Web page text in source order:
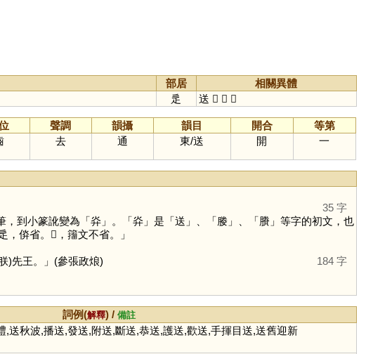
部居
相關異體
辵 送 𨕩 𨔮 𨓵
聲調 韻攝 韻目 開合
等第
去 通 東/送 開 一
35 字
，到小篆訛變為「灷」。「灷」是「送 」、「媵」、「賸」等字的初文，也
㑞省。𨕼，籒文不省。」
)先王。」(參張政烺) 184 字
詞例(解釋) /備註
,送秋波,播送,發送,附送,斷送,恭送,護送,歡送,手揮目送,送舊迎新